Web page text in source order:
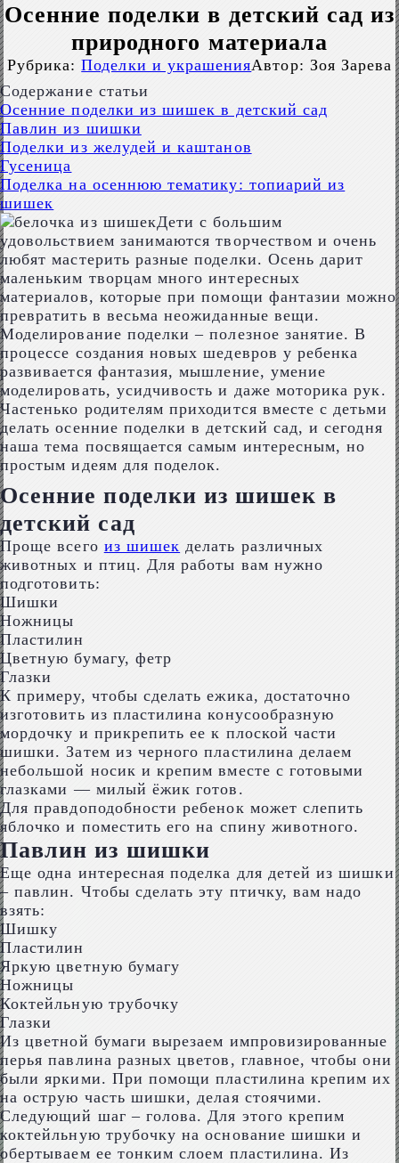
Осенние поделки в детский сад из
природного материала
Рубрика: Поделки и украшенияАвтор: Зоя Зарева
Содержание статьи
Осенние поделки из шишек в детский сад
Павлин из шишки
Поделки из желудей и каштанов
Гусеница
Поделка на осеннюю тематику: топиарий из
шишек
Дети с большим
удовольствием занимаются творчеством и очень
любят мастерить разные поделки. Осень дарит
маленьким творцам много интересных
материалов, которые при помощи фантазии можно
превратить в весьма неожиданные вещи.
Моделирование поделки – полезное занятие. В
процессе создания новых шедевров у ребенка
развивается фантазия, мышление, умение
моделировать, усидчивость и даже моторика рук.
Частенько родителям приходится вместе с детьми
делать осенние поделки в детский сад, и сегодня
наша тема посвящается самым интересным, но
простым идеям для поделок.
Осенние поделки из шишек в
детский сад
Проще всего из шишек делать различных
животных и птиц. Для работы вам нужно
подготовить:
Шишки
Ножницы
Пластилин
Цветную бумагу, фетр
Глазки
К примеру, чтобы сделать ежика, достаточно
изготовить из пластилина конусообразную
мордочку и прикрепить ее к плоской части
шишки. Затем из черного пластилина делаем
небольшой носик и крепим вместе с готовыми
глазками — милый ёжик готов.
Для правдоподобности ребенок может слепить
яблочко и поместить его на спину животного.
Павлин из шишки
Еще одна интересная поделка для детей из шишки
– павлин. Чтобы сделать эту птичку, вам надо
взять:
Шишку
Пластилин
Яркую цветную бумагу
Ножницы
Коктейльную трубочку
Глазки
Из цветной бумаги вырезаем импровизированные
перья павлина разных цветов, главное, чтобы они
были яркими. При помощи пластилина крепим их
на острую часть шишки, делая стоячими.
Следующий шаг – голова. Для этого крепим
коктейльную трубочку на основание шишки и
обертываем ее тонким слоем пластилина. Из